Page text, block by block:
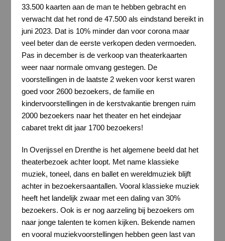
33.500 kaarten aan de man te hebben gebracht en
verwacht dat het rond de 47.500 als eindstand bereikt in
juni 2023. Dat is 10% minder dan voor corona maar
veel beter dan de eerste verkopen deden vermoeden.
Pas in december is de verkoop van theaterkaarten
weer naar normale omvang gestegen. De
voorstellingen in de laatste 2 weken voor kerst waren
goed voor 2600 bezoekers, de familie en
kindervoorstellingen in de kerstvakantie brengen ruim
2000 bezoekers naar het theater en het eindejaar
cabaret trekt dit jaar 1700 bezoekers!
In Overijssel en Drenthe is het algemene beeld dat het
theaterbezoek achter loopt. Met name klassieke
muziek, toneel, dans en ballet en wereldmuziek blijft
achter in bezoekersaantallen. Vooral klassieke muziek
heeft het landelijk zwaar met een daling van 30%
bezoekers. Ook is er nog aarzeling bij bezoekers om
naar jonge talenten te komen kijken. Bekende namen
en vooral muziekvoorstellingen hebben geen last van